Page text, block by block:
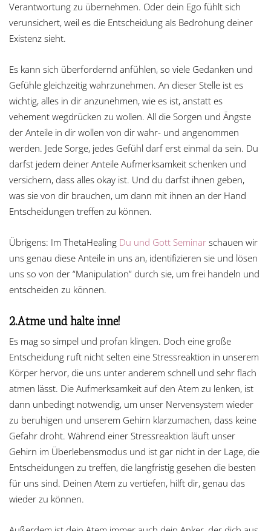
Verantwortung zu übernehmen. Oder dein Ego fühlt sich
verunsichert, weil es die Entscheidung als Bedrohung deiner
Existenz sieht.
Es kann sich überfordernd anfühlen, so viele Gedanken und
Gefühle gleichzeitig wahrzunehmen. An dieser Stelle ist es
wichtig, alles in dir anzunehmen, wie es ist, anstatt es
vehement wegdrücken zu wollen. All die Sorgen und Ängste
der Anteile in dir wollen von dir wahr- und angenommen
werden. Jede Sorge, jedes Gefühl darf erst einmal da sein. Du
darfst jedem deiner Anteile Aufmerksamkeit schenken und
versichern, dass alles okay ist. Und du darfst ihnen geben,
was sie von dir brauchen, um dann mit ihnen an der Hand
Entscheidungen treffen zu können.
Übrigens: Im ThetaHealing Du und Gott Seminar schauen wir
uns genau diese Anteile in uns an, identifizieren sie und lösen
uns so von der “Manipulation” durch sie, um frei handeln und
entscheiden zu können.
2.Atme und halte inne!
Es mag so simpel und profan klingen. Doch eine große
Entscheidung ruft nicht selten eine Stressreaktion in unserem
Körper hervor, die uns unter anderem schnell und sehr flach
atmen lässt. Die Aufmerksamkeit auf den Atem zu lenken, ist
dann unbedingt notwendig, um unser Nervensystem wieder
zu beruhigen und unserem Gehirn klarzumachen, dass keine
Gefahr droht. Während einer Stressreaktion läuft unser
Gehirn im Überlebensmodus und ist gar nicht in der Lage, die
Entscheidungen zu treffen, die langfristig gesehen die besten
für uns sind. Deinen Atem zu vertiefen, hilft dir, genau das
wieder zu können.